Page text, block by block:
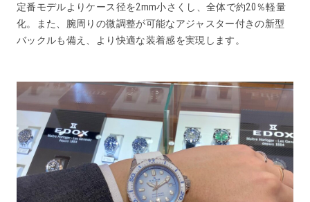
定番モデルよりケース径を2mm小さくし、全体で約20％軽量
化。また、腕周りの微調整が可能なアジャスター付きの新型
バックルも備え、より快適な装着感を実現します。